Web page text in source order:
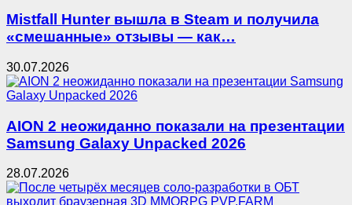
Mistfall Hunter вышла в Steam и получила
«смешанные» отзывы — как…
30.07.2026
AION 2 неожиданно показали на презентации
Samsung Galaxy Unpacked 2026
28.07.2026